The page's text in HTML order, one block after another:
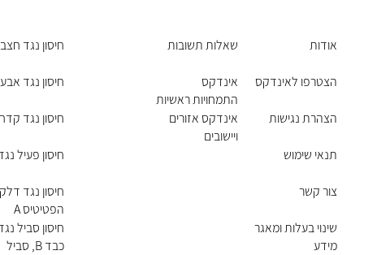
אודות
הצטרפו לאינדקס
הצהרת נגישות
תנאי שימוש
צור קשר
שינוי בעלות ומאגר
מידע
שאלות תשובות
אינדקס
התמחויות ראשיות
אינדקס אזורים
ויישובים
חיסון נגד
חיסון נגד
חיסון נגד
חיסון פעיל
הפטיטיס A
כבד B, סביל